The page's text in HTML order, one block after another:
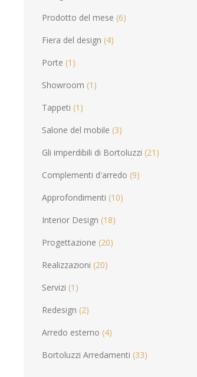
Prodotto del mese (6)
Fiera del design (4)
Porte (1)
Showroom (1)
Tappeti (1)
Salone del mobile (3)
Gli imperdibili di Bortoluzzi (21)
Complementi d'arredo (9)
Approfondimenti (10)
Interior Design (18)
Progettazione (20)
Realizzazioni (20)
Servizi (1)
Redesign (2)
Arredo esterno (4)
Bortoluzzi Arredamenti (33)